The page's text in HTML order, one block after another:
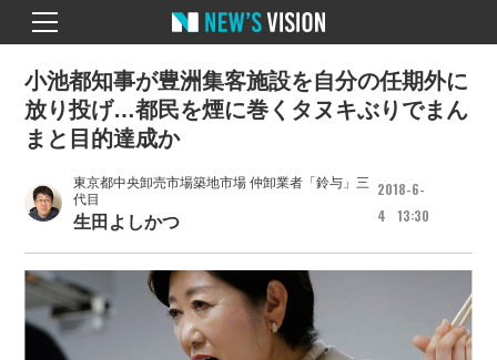
東京都中央卸売市場築地市場 仲卸業者「鈴与」三
代目
生田よしかつ
2018 6
4
13 30
小池都知事が豊洲集客施設を自分の任期外に
放り投げ…都民を煙に巻くタヌキぶりでまん
まと目的達成か